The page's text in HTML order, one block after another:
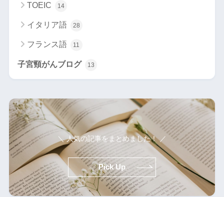
TOEIC 14
イタリア語 28
フランス語 11
子宮頸がんブログ 13
＼ 人気の記事をまとめました！ ／
Pick Up